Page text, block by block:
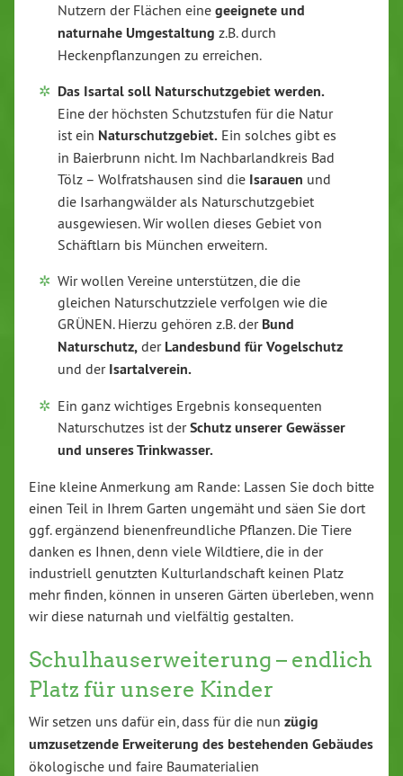
Nutzern der Flächen eine geeignete und
naturnahe Umgestaltung z.B. durch
Heckenpflanzungen zu erreichen.
Das Isartal soll Naturschutzgebiet werden.
Eine der höchsten Schutzstufen für die Natur
ist ein Naturschutzgebiet. Ein solches gibt es
in Baierbrunn nicht. Im Nachbarlandkreis Bad
Tölz – Wolfratshausen sind die Isarauen und
die Isarhangwälder als Naturschutzgebiet
ausgewiesen. Wir wollen dieses Gebiet von
Schäftlarn bis München erweitern.
Wir wollen Vereine unterstützen, die die
gleichen Naturschutzziele verfolgen wie die
GRÜNEN. Hierzu gehören z.B. der Bund
Naturschutz, derLandesbund für Vogelschutz
und der Isartalverein.
Ein ganz wichtiges Ergebnis konsequenten
Naturschutzes ist derSchutz unserer Gewässer
und unseres Trinkwasser.
Eine kleine Anmerkung am Rande: Lassen Sie doch bitte
einen Teil in Ihrem Garten ungemäht und säen Sie dort
ggf. ergänzend bienenfreundliche Pflanzen. Die Tiere
danken es Ihnen, denn viele Wildtiere, die in der
industriell genutzten Kulturlandschaft keinen Platz
mehr finden, können in unseren Gärten überleben, wenn
wir diese naturnah und vielfältig gestalten.
Schulhauserweiterung – endlich
Platz für unsere Kinder
Wir setzen uns dafür ein, dass für die nun zügig
umzusetzende Erweiterung des bestehenden Gebäudes
ökologische und faire Baumaterialien